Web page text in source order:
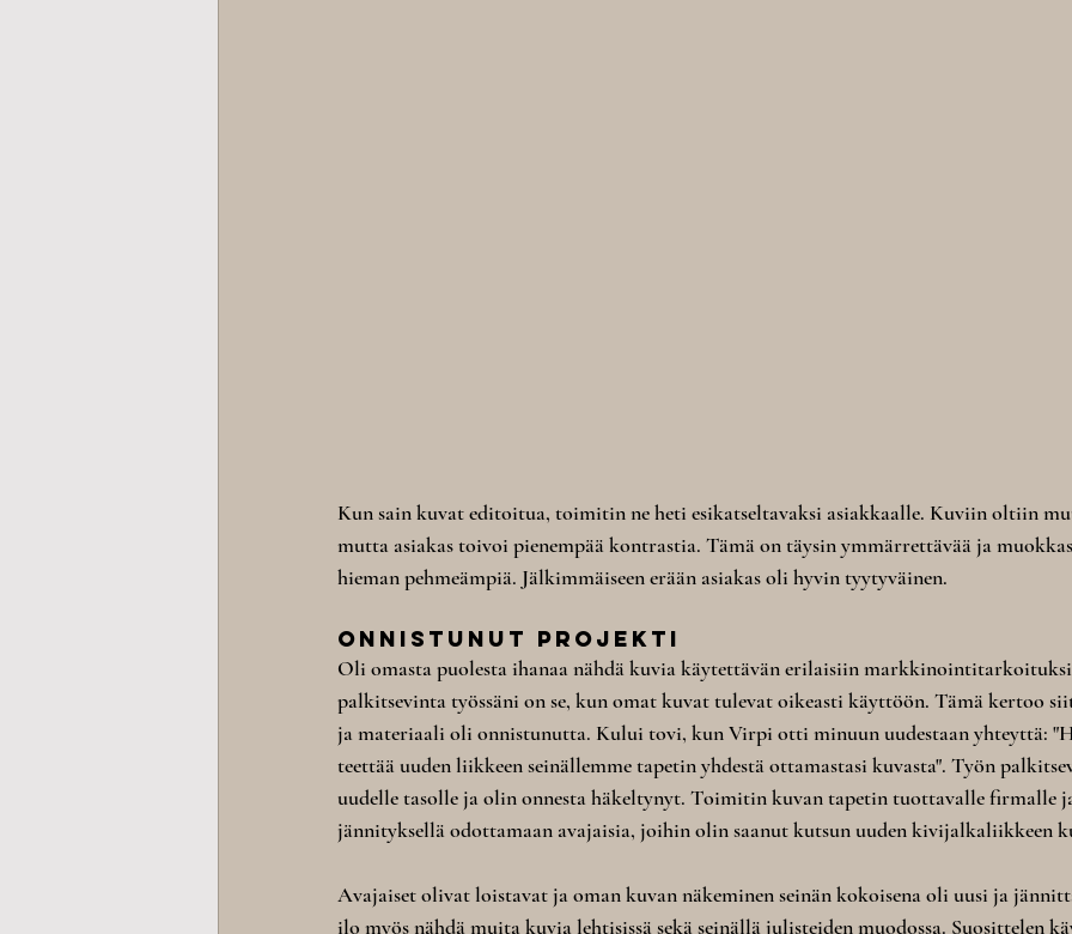
Kun sain kuvat editoitua, toimitin ne heti esikatseltavaksi asiakkaalle. Kuviin oltiin
mutta asiakas toivoi pienempää kontrastia. Tämä on täysin ymmärrettävää ja
hieman pehmeämpiä. Jälkimmäiseen erään asiakas oli hyvin tyytyväinen.
onnistunut projekti
Oli omasta puolesta ihanaa nähdä kuvia käytettävän erilaisiin
palkitsevinta työssäni on se, kun omat kuvat tulevat oikeasti käyttöön. Tämä kertoo
ja materiaali oli onnistunutta. Kului tovi, kun Virpi otti minuun uudestaan yhteyttä:
teettää uuden liikkeen seinällemme tapetin yhdestä ottamastasi kuvasta". Työn
uudelle tasolle ja olin onnesta häkeltynyt. Toimitin kuvan tapetin tuottavalle firmalle
jännityksellä odottamaan avajaisia, joihin olin saanut kutsun uuden kivijalkaliikkeen
Avajaiset olivat loistavat ja oman kuvan näkeminen seinän kokoisena oli uusi ja
ilo myös nähdä muita kuvia lehtisissä sekä seinällä julisteiden muodossa. Suosittelen